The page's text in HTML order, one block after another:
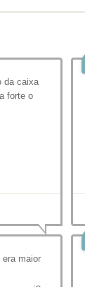
da caixa
forte o
maior